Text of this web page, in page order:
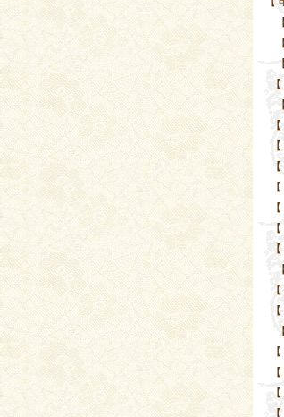
【
【
【
【
【
【
【
【
【
【
【
【
【
【
【
【
【
【
【
【